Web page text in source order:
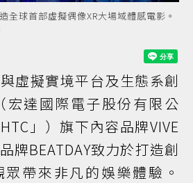
全球首部虛擬偶像XR大場域體感電影。
虛擬實境平台及生態系創
宏達國際電子股份有限公
」）旗下內容品牌VIVE
牌BEATDAY致力於打造創
帶來非凡的娛樂體驗。